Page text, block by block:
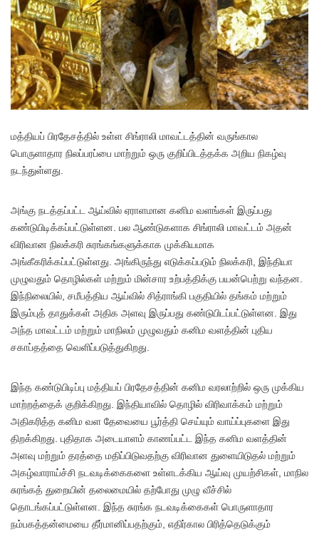
மத்தியப் பிரதேசத்தில் உள்ள சிங்ராலி மாவட்டத்தின் வருங்கால
பொருளாதார நிலப்பரப்பை மாற்றும் ஒரு குறிப்பிடத்தக்க அறிய நிகழ்வு
நடந்துள்ளது.
அங்கு நடத்தப்பட்ட ஆய்வில் ஏராளமான கனிம வளங்கள் இருப்பது
கண்டுபிடிக்கப்பட்டுள்ளன. பல ஆண்டுகளாக சிங்ராலி மாவட்டம் அதன்
விரிவான நிலக்கரி சுரங்கங்களுக்காக முக்கியமாக
அங்கீகரிக்கப்பட்டுள்ளது. அங்கிருந்து எடுக்கப்படும் நிலக்கரி, இந்தியா
முழுவதும் தொழில்கள் மற்றும் மின்சார உற்பத்திக்கு பயன்பெற்று வந்தன.
இந்நிலையில், சமீபத்திய ஆய்வில் சித்ராங்கி பகுதியில் தங்கம் மற்றும்
இரும்புத் தாதுக்கள் அதிக அளவு இருப்பது கண்டுபிடப்பட்டுள்ளன. இது
அந்த மாவட்டம் மற்றும் மாநிலம் முழுவதும் கனிம வளத்தின் புதிய
சகாப்தத்தை வெளிப்படுத்துகிறது.
இந்த கண்டுபிடிப்பு மத்தியப் பிரதேசத்தின் கனிம வரலாற்றில் ஒரு முக்கிய
மாற்றத்தைக் குறிக்கிறது. இந்தியாவில் தொழில் விரிவாக்கம் மற்றும்
அதிகரித்த கனிம வள தேவையை பூர்த்தி செய்யும் வாய்ப்புகளை இது
திறக்கிறது. புதிதாக அடையாளம் காணப்பட்ட இந்த கனிம வளத்தின்
அளவு மற்றும் தரத்தை மதிப்பிடுவதற்கு விரிவான துளையிடுதல் மற்றும்
அகழ்வாராய்ச்சி நடவடிக்கைகளை உள்ளடக்கிய ஆய்வு முயற்சிகள், மாநில
சுரங்கத் துறையின் தலைமையில் தற்போது முழு வீச்சில்
தொடங்கப்பட்டுள்ளன. இந்த சுரங்க நடவடிக்கைகள் பொருளாதார
நம்பகத்தன்மையை தீர்மானிப்பதற்கும், எதிர்கால பிரித்தெடுக்கும்